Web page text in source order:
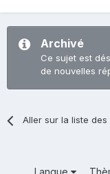
Archivé
Ce sujet est
de nouvelles
Aller sur la liste des